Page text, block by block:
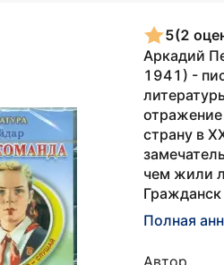
5(2
Аркадий
1941) -
страну в
чем жили
Гражданск
Полная
Автор